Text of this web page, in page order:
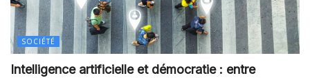
SOCIÉTÉ
Intelligence artificielle et démocratie : entre